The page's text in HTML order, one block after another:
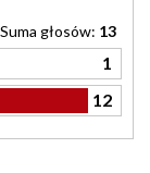
Suma głosów: 13
1
12